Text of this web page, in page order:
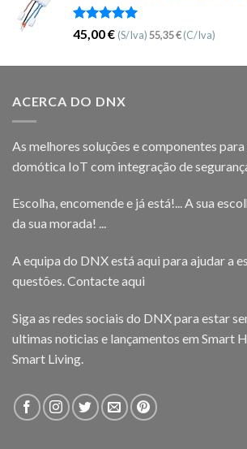
Avaliação
5.00
de 5
45,00€ (S/Iva)55,35€(C/Iva)
ACERCA DO DNX
As melhores soluções e componentes
domótica IoT com integração de
Escolha, encomende e já está!... A sua
da sua morada! ...
A equipa do DNX está aqui para ajudar a
questões.Contacte aqui
Siga as redes sociais do DNX para estar
ultimas noticias e lançamentos em Smart
Smart Living.